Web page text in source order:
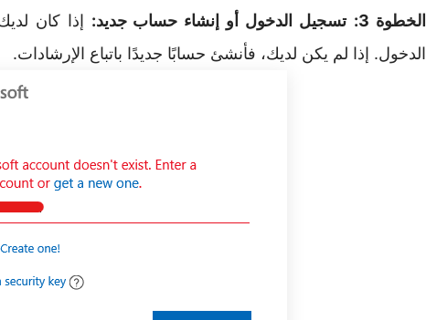
الخطوة 3: تسجيل الدخول أو إنشاء حساب جديد: إذا كان
الدخول. إذا لم يكن لديك، فأنشئ حسابًا جديدًا باتباع الإرشادات.